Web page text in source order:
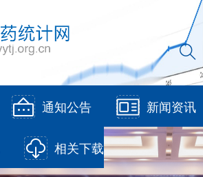
通知公告 新闻资讯
相关下载